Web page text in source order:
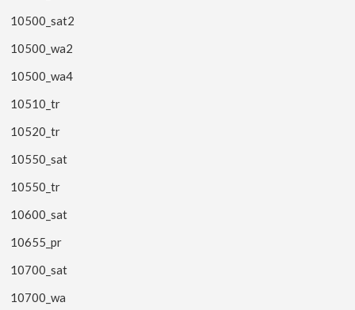
10500_sat2
10500_wa2
10500_wa4
10510_tr
10520_tr
10550_sat
10550_tr
10600_sat
10655_pr
10700_sat
10700_wa